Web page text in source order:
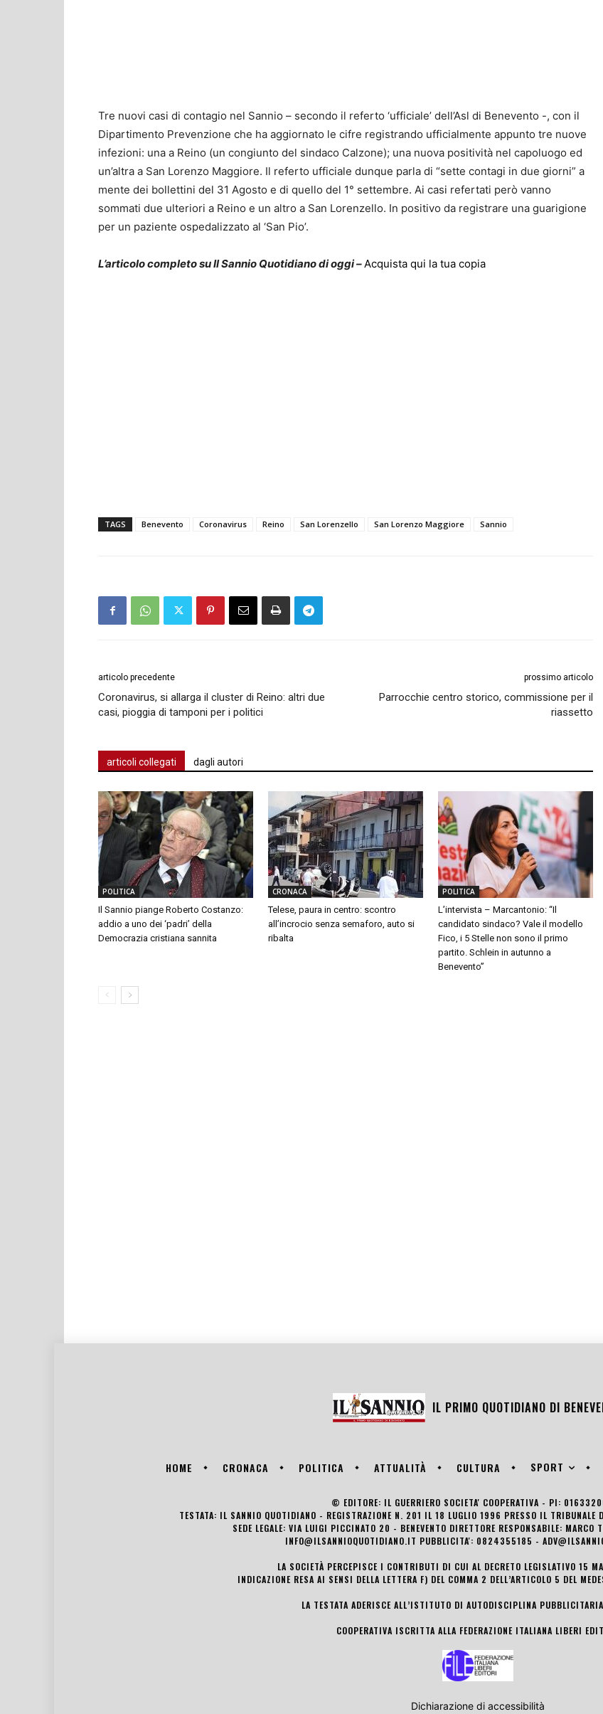
Tre nuovi casi di contagio nel Sannio – secondo il referto ‘ufficiale’ dell’Asl di Benevento -, con il
Dipartimento Prevenzione che ha aggiornato le cifre registrando ufficialmente appunto tre nuove
infezioni: una a Reino (un congiunto del sindaco Calzone); una nuova positività nel capoluogo ed
un’altra a San Lorenzo Maggiore. Il referto ufficiale dunque parla di “sette contagi in due giorni” a
mente dei bollettini del 31 Agosto e di quello del 1° settembre. Ai casi refertati però vanno
sommati due ulteriori a Reino e un altro a San Lorenzello. In positivo da registrare una guarigione
per un paziente ospedalizzato al ‘San Pio’.
L’articolo completo su Il Sannio Quotidiano di oggi –Acquista qui la tua copia
TAGS Benevento Coronavirus Reino San Lorenzello San Lorenzo Maggiore Sannio
articolo precedente
Coronavirus, si allarga il cluster di Reino: altri due
casi, pioggia di tamponi per i politici
prossimo articolo
Parrocchie centro storico, commissione per il
riassetto
articoli collegati dagli autori
POLITICA
Il Sannio piange Roberto Costanzo:
addio a uno dei ‘padri’ della
Democrazia cristiana sannita
CRONACA
Telese, paura in centro: scontro
all’incrocio senza semaforo, auto si
ribalta
POLITICA
L’intervista – Marcantonio: “Il
candidato sindaco? Vale il modello
Fico, i 5 Stelle non sono il primo
partito. Schlein in autunno a
Benevento”
IL PRIMO QUOTIDIANO DI
HOME CRONACA POLITICA ATTUALITÀ CULTURA SPORT
© EDITORE: IL GUERRIERO SOCIETA' COOPERATIVA - PI:
TESTATA: IL SANNIO QUOTIDIANO - REGISTRAZIONE N. 201 IL 18 LUGLIO 1996 PRESSO IL TRIBUNALE
SEDE LEGALE: VIA LUIGI PICCINATO 20 - BENEVENTO DIRETTORE RESPONSABILE:
INFO@ILSANNIOQUOTIDIANO.IT PUBBLICITA': 0824355185 -
LA SOCIETÀ PERCEPISCE I CONTRIBUTI DI CUI AL DECRETO LEGISLATIVO 15
INDICAZIONE RESA AI SENSI DELLA LETTERA F) DEL COMMA 2 DELL’ARTICOLO 5 DEL
LA TESTATA ADERISCE ALL’ISTITUTO DI AUTODISCIPLINA PUBBLICITARIA
COOPERATIVA ISCRITTA ALLA FEDERAZIONE ITALIANA LIBERI
Dichiarazione di accessibilità